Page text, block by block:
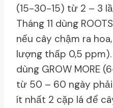
(15-30-15) từ 2 – 3
Tháng 11 dùng
nếu cây chậm ra
lượng thấp 0,5
dùng GROW MORE
từ 50 – 60 ngày
ít nhất 2 cặp lá để